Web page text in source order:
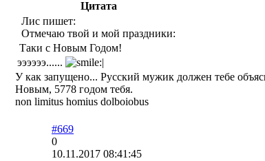
Цитата
Лис пишет:
Отмечаю твой и мой праздники:
Таки с Новым Годом!
ээээээ......
У как запущено... Русский мужик должен тебе
Новым, 5778 годом тебя.
non limitus homius dolboiobus
#669
0
10.11.2017 08:41:45